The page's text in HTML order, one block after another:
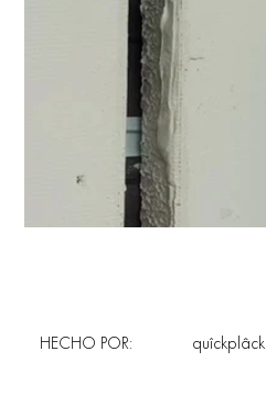
quîckplâck
HECHO POR: